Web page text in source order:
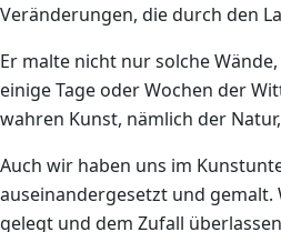
Veränderungen, die durch den
Er malte nicht nur solche
einige Tage oder Wochen der
wahren Kunst, nämlich der
Auch wir haben uns im
auseinandergesetzt und
gelegt und dem Zufall